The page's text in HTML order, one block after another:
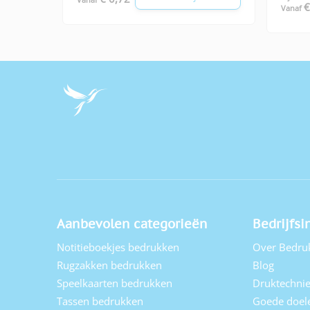
Vanaf
Aanbevolen categorieën
Notitieboekjes bedrukken
Rugzakken bedrukken
Speelkaarten bedrukken
Tassen bedrukken
Over
Blog
Goede